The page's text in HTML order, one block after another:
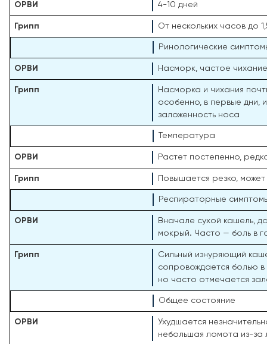
4-10 дней
От нескольких часов до
Ринологические
Насморк, частое
Насморка и чихания
особенно, в первые дни,
заложенность носа
Температура
Растет постепенно,
Повышается резко, может
Респираторные
Вначале сухой кашель,
мокрый. Часто — боль в
Сильный изнуряющий
сопровождается болью в
но часто отмечается
Общее состояние
Ухудшается
небольшая ломота из-за